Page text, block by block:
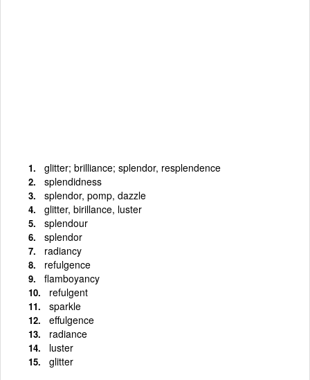
glitter; brilliance; splendor, resplendence
splendidness
splendor, pomp, dazzle
glitter, birillance, luster
splendour
splendor
radiancy
refulgence
flamboyancy
refulgent
sparkle
effulgence
radiance
luster
glitter